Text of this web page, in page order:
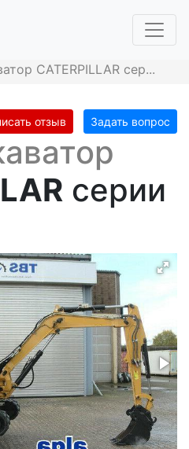
CATERPILLAR сер...
отзыв Задать вопрос
серии